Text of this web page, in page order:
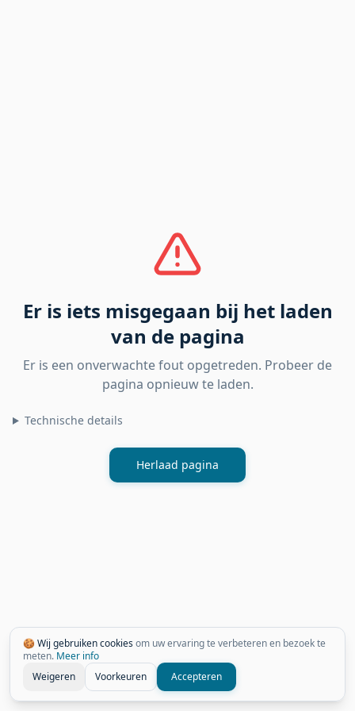
🍪 Wij gebruiken cookiesom uw ervaring te verbeteren en bezoek te
meten. Meer info
Weigeren
Voorkeuren Accepteren
Er is iets misgegaan bij het laden
van de pagina
Er is een onverwachte fout opgetreden. Probeer de
pagina opnieuw te laden.
Technische details
Herlaad pagina